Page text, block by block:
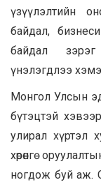
үзүүлэлтийн
байдал,
байдал
үнэлэгдлээ
Монгол Улсын
бүтэцтэй
улирал хүртэл
хөрөнгө
ногдож буй аж.